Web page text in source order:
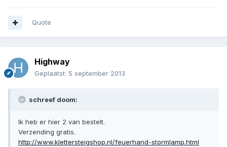
Quote
Highway
Geplaatst: 5 september 2013
schreef doom:
Ik heb er hier 2 van bestelt.
Verzending gratis.
http://www.klettersteigshop.nl/feuerhand-stormlamp.html